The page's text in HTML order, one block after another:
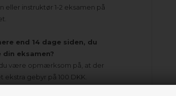
eller instruktør 1-2 eksamen på
end 14 dage siden, du
eksamen?
du være opmærksom på, at der
gebyr på 100 DKK.